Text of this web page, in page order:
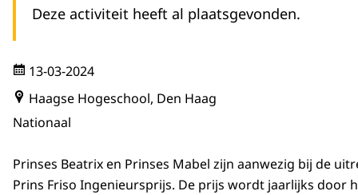
Deze activiteit heeft al plaatsgevonden.
13-03-2024
Haagse Hogeschool, Den Haag
Nationaal
Prinses Beatrix en Prinses Mabel zijn aanwezig bij de
Prins Friso Ingenieursprijs. De prijs wordt jaarlijks door